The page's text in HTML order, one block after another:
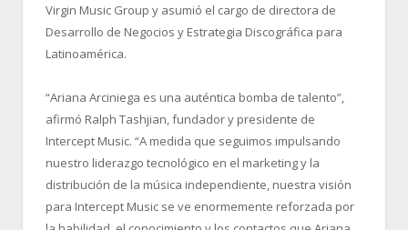
Virgin Music Group y asumió el cargo de directora de
Desarrollo de Negocios y Estrategia Discográfica para
Latinoamérica.
“Ariana Arciniega es una auténtica bomba de talento”,
afirmó Ralph Tashjian, fundador y presidente de
Intercept Music. “A medida que seguimos impulsando
nuestro liderazgo tecnológico en el marketing y la
distribución de la música independiente, nuestra visión
para Intercept Music se ve enormemente reforzada por